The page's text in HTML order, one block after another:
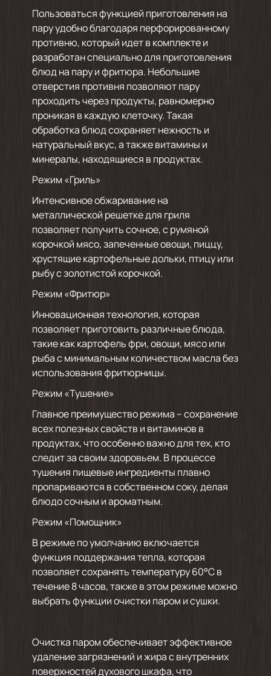
Пользоваться функцией приготовления на
пару удобно благодаря перфорированному
противню, который идет в комплекте и
разработан специально для приготовления
блюд на пару и фритюра. Небольшие
отверстия противня позволяют пару
проходить через продукты, равномерно
проникая в каждую клеточку. Такая
обработка блюд сохраняет нежность и
натуральный вкус, а также витамины и
минералы, находящиеся в продуктах.
Режим «Гриль»
Интенсивное обжаривание на
металлической решетке для гриля
позволяет получить сочное, с румяной
корочкой мясо, запеченные овощи, пиццу,
хрустящие картофельные дольки, птицу или
рыбу с золотистой корочкой.
Режим «Фритюр»
Инновационная технология, которая
позволяет приготовить различные блюда,
такие как картофель фри, овощи, мясо или
рыба с минимальным количеством масла без
использования фритюрницы.
Режим «Тушение»
Главное преимущество режима – сохранение
всех полезных свойств и витаминов в
продуктах, что особенно важно для тех, кто
следит за своим здоровьем. В процессе
тушения пищевые ингредиенты плавно
пропариваются в собственном соку, делая
блюдо сочным и ароматным.
Режим «Помощник»
В режиме по умолчанию включается
функция поддержания тепла, которая
позволяет сохранять температуру 60°C в
течение 8 часов, также в этом режиме можно
выбрать функции очистки паром и сушки.
Очистка паром обеспечивает эффективное
удаление загрязнений и жира с внутренних
поверхностей духового шкафа, что